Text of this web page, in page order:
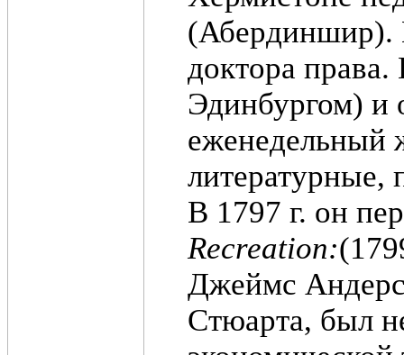
(Абердиншир).
доктора
Эдинбургом) и
еженедельный
литературные,
В 1797 г. он
Recreation:
Джеймс
Стюарта, был